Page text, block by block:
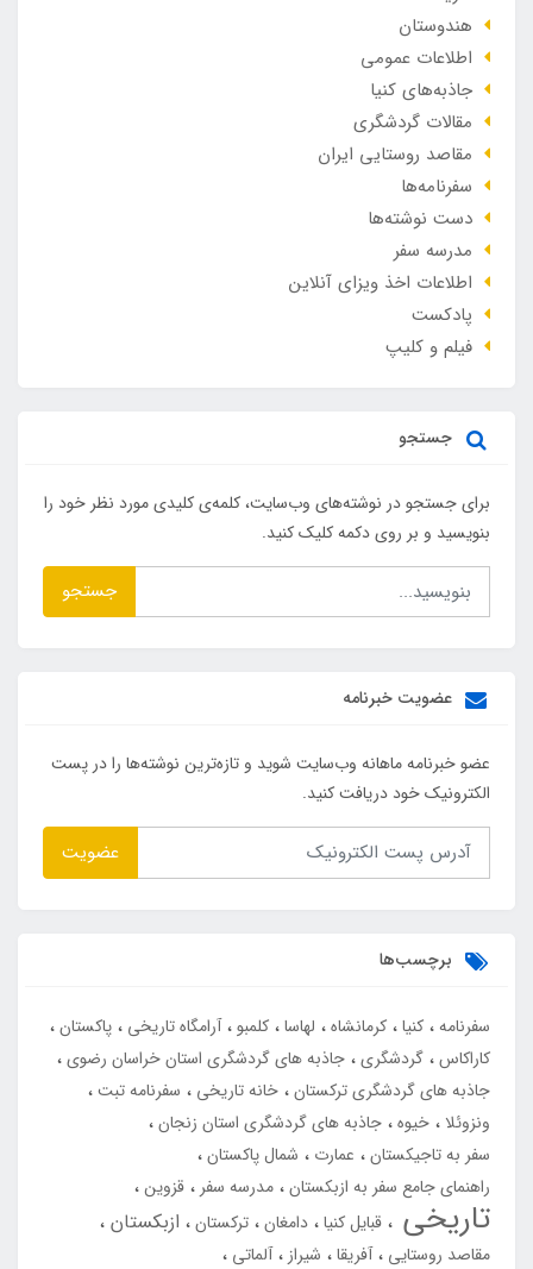
هندوستان
اطلاعات عمومی
جاذبه‌های کنیا
مقالات گردشگری
مقاصد روستایی ایران
سفرنامه‌ها
دست نوشته‌ها
مدرسه سفر
اطلاعات اخذ ویزای آنلاین
پادکست
فیلم و کلیپ
جستجو
برای جستجو در نوشته‌های وب‌سایت، کلمه‌ی کلیدی مورد نظر خود را
بنویسید و بر روی دکمه کلیک کنید.
جستجو
عضویت خبرنامه
عضو خبرنامه ماهانه وب‌سایت شوید و تازه‌ترین نوشته‌ها را در پست
الکترونیک خود دریافت کنید.
عضویت
برچسب‌ها
سفرنامه کنیا کرمانشاه لهاسا کلمبو آرامگاه تاریخی
پاکستان
کاراکاس گردشگری جاذبه های گردشگری استان خراسان رضوی
جاذبه های گردشگری ترکستان خانه تاریخی
سفرنامه تبت
ونزوئلا
خیوه جاذبه های گردشگری استان زنجان
سفر به تاجیکستان
عمارت
شمال پاکستان
راهنمای جامع سفر به ازبکستان مدرسه سفر قزوین
تاریخی قبایل کنیا دامغان ترکستان ازبکستان
مقاصد روستایی آفریقا شیراز
آلماتی